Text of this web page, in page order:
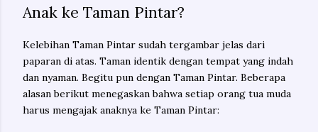
Anak ke Taman Pintar?
Kelebihan Taman Pintar sudah tergambar jelas dari
paparan di atas. Taman identik dengan tempat yang indah
dan nyaman. Begitu pun dengan Taman Pintar. Beberapa
alasan berikut menegaskan bahwa setiap orang tua muda
harus mengajak anaknya ke Taman Pintar: